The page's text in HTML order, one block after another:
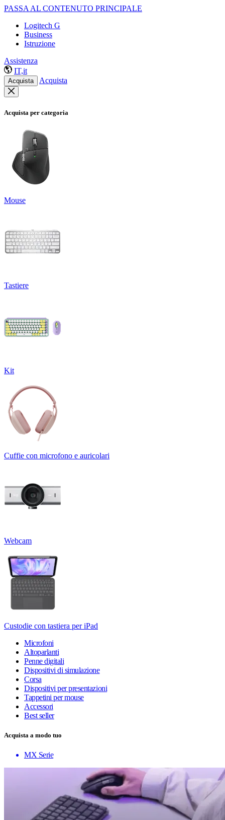
PASSA AL CONTENUTO PRINCIPALE
Logitech G
Business
Istruzione
Assistenza
IT,it
Acquista Acquista
Acquista per categoria
Mouse
Tastiere
Kit
Cuffie con microfono e auricolari
Webcam
Custodie con tastiera per iPad
Microfoni
Altoparlanti
Penne digitali
Dispositivi di simulazione
Corsa
Dispositivi per presentazioni
Tappetini per mouse
Accessori
Best seller
Acquista a modo tuo
MX Serie